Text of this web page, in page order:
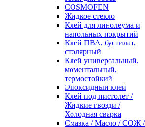
COSMOFEN
Жидкое стекло
Клей для линолеума и
напольных покрытий
Клей ПВА, бустилат,
столярный
Клей универсальный,
моментальный,
термостойкий
Эпоксидный клей
Клей под пистолет /
Жидкие гвозди /
Холодная сварка
Смазка / Масло / СОЖ /